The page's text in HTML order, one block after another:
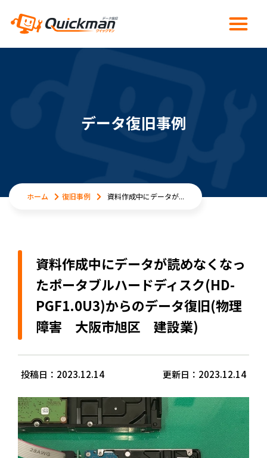
データ復旧事例
ホーム 復旧事例 資料作成中にデータが...
資料作成中にデータが読めなくなっ
たポータブルハードディスク(HD-
PGF1.0U3)からのデータ復旧(物理
障害 大阪市旭区 建設業)
投稿日：2023.12.14 更新日：2023.12.14